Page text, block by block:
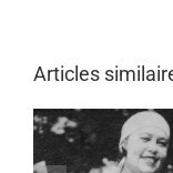
Articles